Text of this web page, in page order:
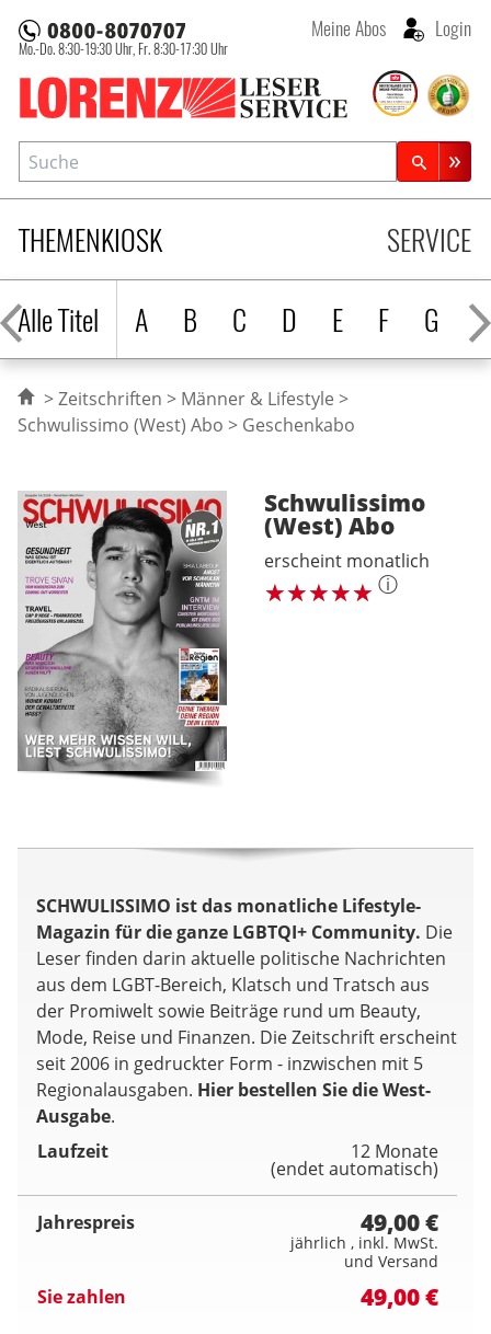
Lorenz Leserservice
Mo.-Do. 8:30-19:30 Uhr, Fr. 8:30-17:30 Uhr
Meine Abos Login
THEMENKIOSK
Alle Titel
A B C D E F G H
SERVICE
Suche
Zeitschriftensuche
Zeitschriften
Männer & Lifestyle
Schwulissimo (West) Abo
Geschenkabo
Schwulissimo
(West) Abo
erscheint monatlich
ⓘ
SCHWULISSIMO ist das monatliche Lifestyle-
Magazin für die ganze LGBTQI+ Community. Die
Leser finden darin aktuelle politische Nachrichten
aus dem LGBT-Bereich, Klatsch und Tratsch aus
der Promiwelt sowie Beiträge rund um Beauty,
Mode, Reise und Finanzen. Die Zeitschrift erscheint
seit 2006 in gedruckter Form - inzwischen mit 5
Regionalausgaben. Hier bestellen Sie die West-
Ausgabe.
Laufzeit
12 Monate
(endet automatisch)
Jahrespreis 49,00 €
jährlich , inkl. MwSt.
und Versand
Sie zahlen 49,00 €